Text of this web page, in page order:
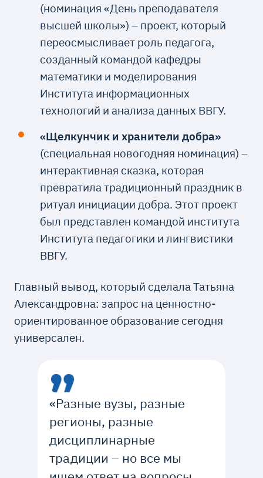
(номинация «День преподавателя
высшей школы») – проект, который
переосмысливает роль педагога,
созданный командой кафедры
математики и моделирования
Института информационных
технологий и анализа данных ВВГУ.
«Щелкунчик и хранители добра»
(специальная новогодняя номинация) –
интерактивная сказка, которая
превратила традиционный праздник в
ритуал инициации добра. Этот проект
был представлен командой института
Института педагогики и лингвистики
ВВГУ.
Главный вывод, который сделала Татьяна
Александровна: запрос на ценностно-
ориентированное образование сегодня
универсален.
«Разные вузы, разные
регионы, разные
дисциплинарные
традиции – но все мы